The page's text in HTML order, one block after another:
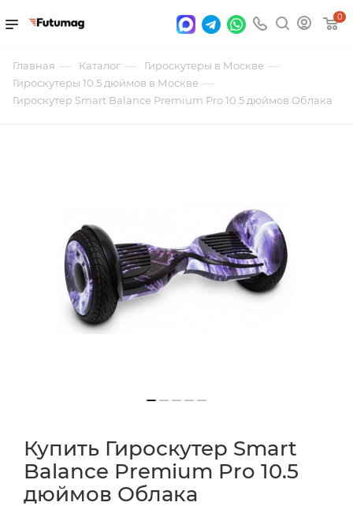
0
Главная — Каталог — Гироскутеры в Москве —
Гироскутеры 10.5 дюймов в Москве —
Гироскутер Smart Balance Premium Pro 10.5 дюймов Облака
Купить Гироскутер Smart
Balance Premium Pro 10.5
дюймов Облака